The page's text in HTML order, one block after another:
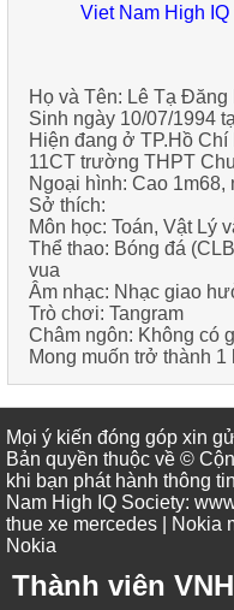
Viet Nam High
Họ và Tên: Lê Tạ Đăng
Sinh ngày 10/07/1994
Hiện đang ở TP.Hồ Chí
11CT trường THPT
Ngoại hình: Cao 1m68,
Sở thích:
Môn học: Toán, Vật Lý
Thể thao: Bóng đá
vua
Âm nhạc: Nhạc giao
Trò chơi: Tangram
Châm ngôn: Không có
Mong muốn trở thành
Mọi ý kiến đóng góp xin
Bản quyền thuộc về ©
khi bạn phát hành thông
Nam High IQ Society:
thue xe mercedes | Nokia
Nokia
Thành viên